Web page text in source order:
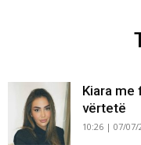
Kiara me
vërtetë
10:26 | 07/07/